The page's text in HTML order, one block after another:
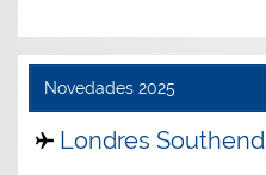
Novedades 2025
Londres Southend